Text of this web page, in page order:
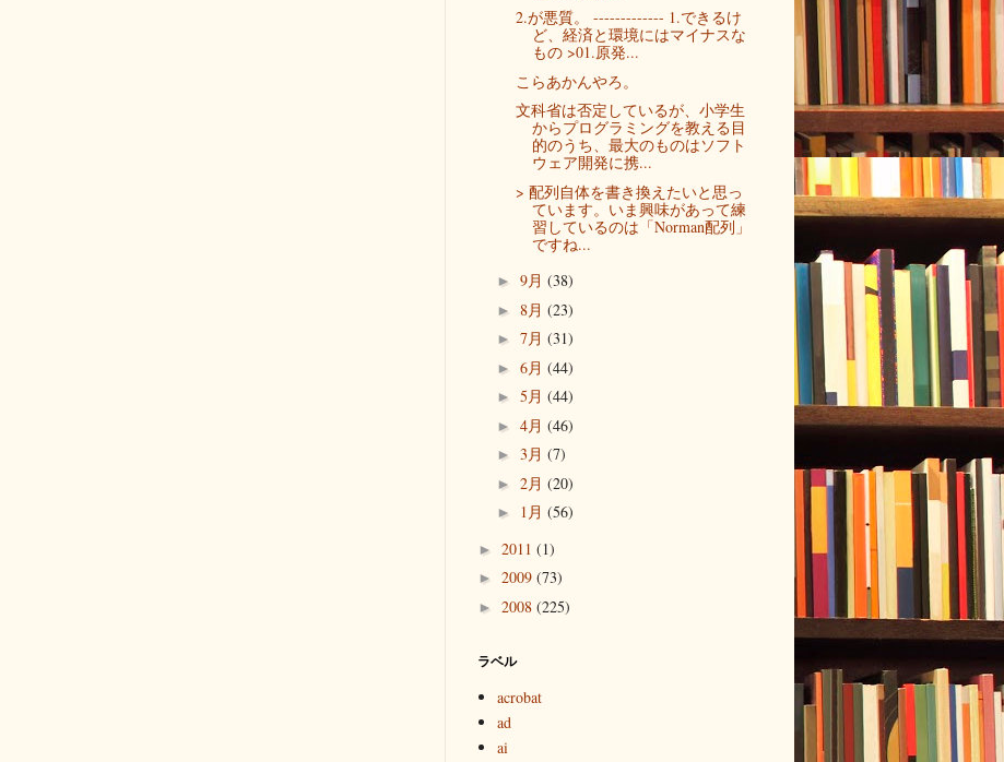
2.が悪質。 ------------- 1.できるけ
ど、経済と環境にはマイナスな
もの >01.原発...
こらあかんやろ。
文科省は否定しているが、小学生
からプログラミングを教える目
的のうち、最大のものはソフト
ウェア開発に携...
> 配列自体を書き換えたいと思っ
ています。いま興味があって練
習しているのは「Norman配列」
ですね...
► 9月 (38)
► 8月 (23)
► 7月 (31)
► 6月 (44)
► 5月 (44)
► 4月 (46)
► 3月 (7)
► 2月 (20)
► 1月 (56)
► 2011 (1)
► 2009 (73)
► 2008 (225)
ラベル
acrobat
ad
ai